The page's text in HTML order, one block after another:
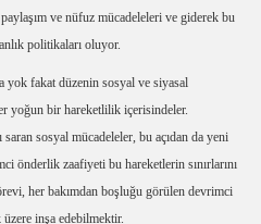
ve nüfuz mücadeleleri ve giderek bu
politikaları oluyor.
yok fakat düzenin sosyal ve siyasal
yoğun bir hareketlilik içerisindeler.
sosyal mücadeleler, bu açıdan da yeni
önderlik zaafiyeti bu hareketlerin sınırlarını
her bakımdan boşluğu görülen devrimci
inşa edebilmektir.